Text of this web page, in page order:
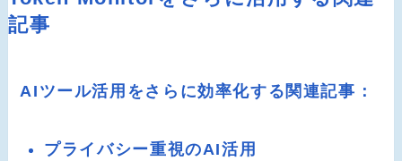
記事
AIツール活用をさらに効率化する関連記事：
プライバシー重視のAI活用